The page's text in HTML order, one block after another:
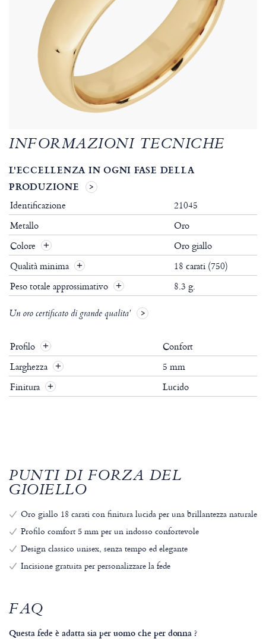
INFORMAZIONI TECNICHE
L'ECCELLENZA IN OGNI FASE DELLA
PRODUZIONE
Identificazione
21045
Metallo
Oro
Colore
Oro giallo
Qualità minima
18 carati (750)
Peso totale approssimativo
8.3 g.
Un oro certificato di grande qualita'
Profilo +
Confort
Larghezza +
5 mm
Finitura + Lucido
PUNTI DI FORZA DEL
GIOIELLO
Oro giallo 18 carati con finitura lucida per una brillantezza naturale
Profilo comfort 5 mm per un indosso confortevole
Design classico unisex, senza tempo ed elegante
Incisione gratuita per personalizzare la fede
FAQ
Questa fede è adatta sia per uomo che per donna ?